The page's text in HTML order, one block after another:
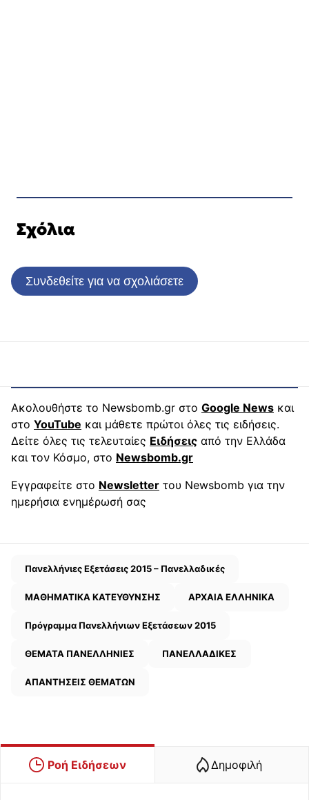
Σχόλια
Συνδεθείτε για να σχολιάσετε
Ακολουθήστε το Newsbomb.gr στο Google News και
στο YouTube και μάθετε πρώτοι όλες τις ειδήσεις.
Δείτε όλες τις τελευταίες Ειδήσεις από την Ελλάδα
και τον Κόσμο, στο Newsbomb.gr
Εγγραφείτε στο Newsletter του Newsbomb για την
ημερήσια ενημέρωσή σας
Πανελλήνιες Εξετάσεις 2015 – Πανελλαδικές
ΜΑΘΗΜΑΤΙΚΑ ΚΑΤΕΥΘΥΝΣΗΣ ΑΡΧΑΙΑ ΕΛΛΗΝΙΚΑ
Πρόγραμμα Πανελλήνιων Εξετάσεων 2015
ΘΕΜΑΤΑ ΠΑΝΕΛΛΗΝΙΕΣ ΠΑΝΕΛΛΑΔΙΚΕΣ
ΑΠΑΝΤΗΣΕΙΣ ΘΕΜΑΤΩΝ
Ροή Ειδήσεων Δημοφιλή